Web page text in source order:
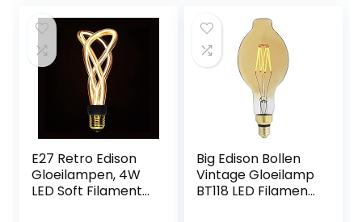
E27 Retro Edison
Gloeilampen, 4W
LED Soft Filament
Big Edison Bollen
Vintage Gloeilamp
BT118 LED Filament